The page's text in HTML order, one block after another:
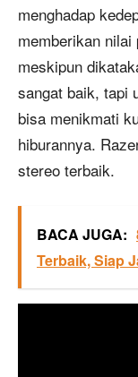
menghadap
memberikan nilai
meskipun
sangat baik, tapi
bisa menikmati
hiburannya.
stereo terbaik.
BACA JUGA:
Terbaik, Siap